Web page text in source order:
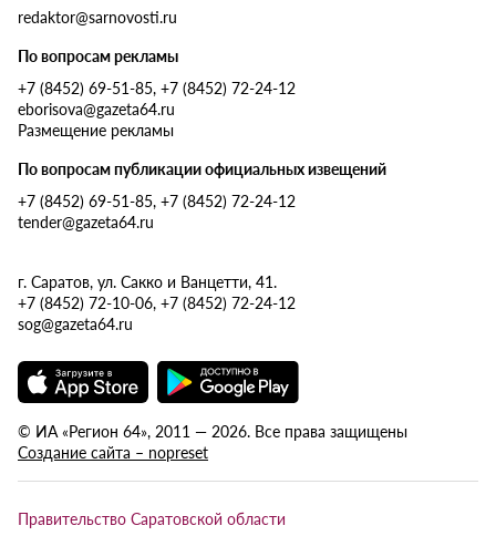
redaktor@sarnovosti.ru
По вопросам рекламы
+7 (8452) 69-51-85, +7 (8452) 72-24-12
eborisova@gazeta64.ru
Размещение рекламы
По вопросам публикации официальных извещений
+7 (8452) 69-51-85, +7 (8452) 72-24-12
tender@gazeta64.ru
г. Саратов, ул. Сакко и Ванцетти, 41.
+7 (8452) 72-10-06, +7 (8452) 72-24-12
sog@gazeta64.ru
© ИА «Регион 64», 2011 — 2026. Все права защищены
Создание сайта – nopreset
Правительство Саратовской области